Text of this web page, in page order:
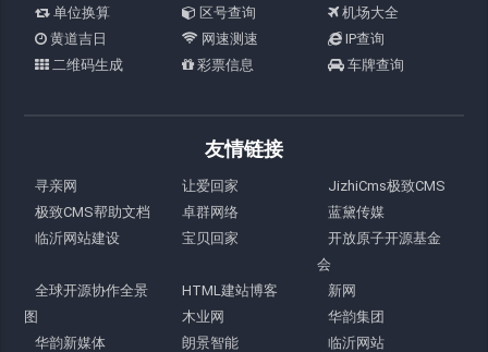
单位换算
区号查询
机场大全
黄道吉日
网速测速
IP查询
二维码生成
彩票信息 车牌查询
友情链接
寻亲网 让爱回家
JizhiCms极致CMS
极致CMS帮助文档
卓群网络
蓝黛传媒
临沂网站建设
宝贝回家
开放原子开源基金
会
全球开源协作全景
图
HTML建站博客
新网
木业网
华韵集团
华韵新媒体
朗景智能
临沂网站